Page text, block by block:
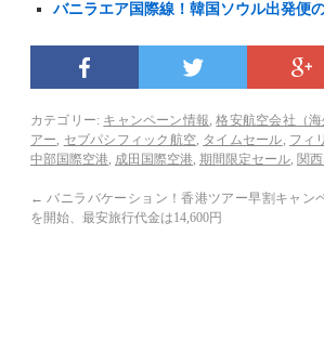
バニラエア国際線！韓国ソウル出発便
カテゴリー: キャンペーン情報,格安航空会社（海
アー, セブパシフィック航空, タイムセール, フィ
中部国際空港, 成田国際空港, 期間限定セール, 関
← バニラバケーション！香港ツアー早割キャン
を開始、最安旅行代金は14,600円